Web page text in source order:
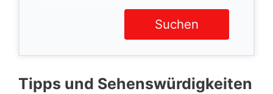
Suchen
Tipps und Sehenswürdigkeiten